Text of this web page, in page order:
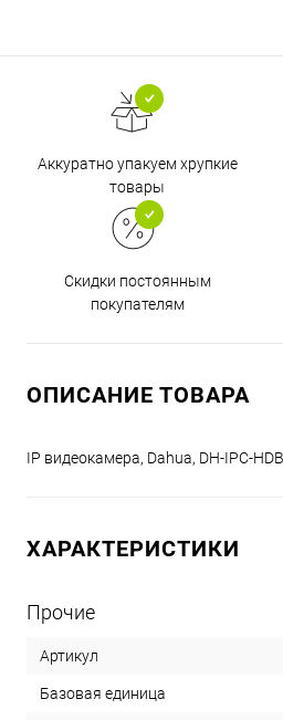
Аккуратно упакуем хрупкие
товары
Скидки постоянным
покупателям
ОПИСАНИЕ ТОВАРА
IP видеокамера, Dahua, DH-IPC-
ХАРАКТЕРИСТИКИ
Прочие
Артикул
Базовая единица